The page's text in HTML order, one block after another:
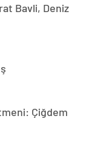
Bavli, Deniz
Çiğdem